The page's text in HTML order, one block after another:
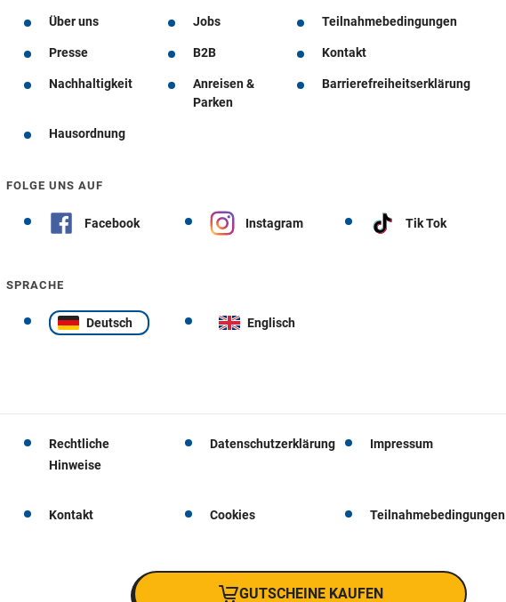
Über uns Jobs Teilnahmebedingungen
Presse B2B Kontakt
Nachhaltigkeit
Anreisen &
Parken
Barrierefreiheitserklärung
Hausordnung
FOLGE UNS AUF
Facebook Instagram Tik Tok
SPRACHE
Deutsch Englisch
Rechtliche
Hinweise
Datenschutzerklärung Impressum
Kontakt Cookies Teilnahmebedingungen
GUTSCHEINE KAUFEN